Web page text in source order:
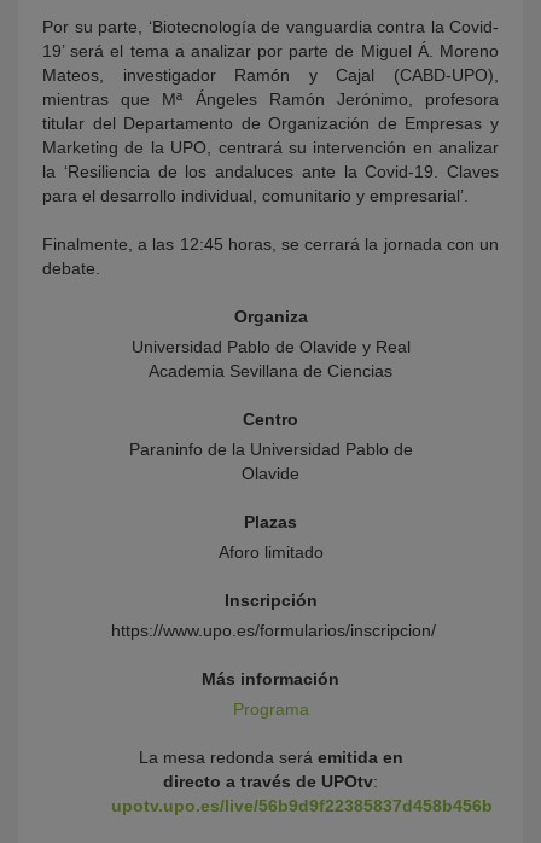
Por su parte, ‘Biotecnología de vanguardia contra la Covid-
19’ será el tema a analizar por parte de Miguel Á. Moreno
Mateos, investigador Ramón y Cajal (CABD-UPO),
mientras que Mª Ángeles Ramón Jerónimo, profesora
titular del Departamento de Organización de Empresas y
Marketing de la UPO, centrará su intervención en analizar
la ‘Resiliencia de los andaluces ante la Covid-19. Claves
para el desarrollo individual, comunitario y empresarial’.
Finalmente, a las 12:45 horas, se cerrará la jornada con un
debate.
Organiza
Universidad Pablo de Olavide y Real
Academia Sevillana de Ciencias
Centro
Paraninfo de la Universidad Pablo de
Olavide
Plazas
Aforo limitado
Inscripción
https://www.upo.es/formularios/inscripcion/
Más información
Programa
La mesa redonda será emitida en
directo a través de UPOtv:
upotv.upo.es/live/56b9d9f22385837d458b456b